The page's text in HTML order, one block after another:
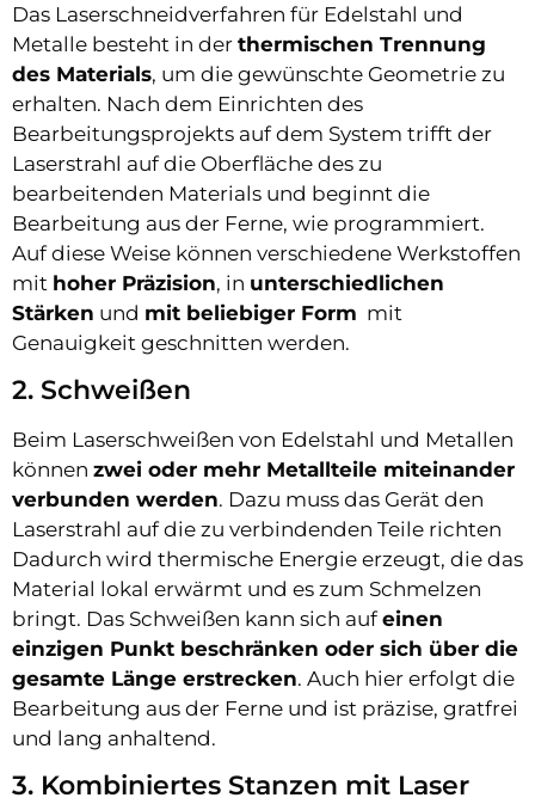
Das Laserschneidverfahren für Edelstahl und
Metalle besteht in der thermischen Trennung
des Materials, um die gewünschte Geometrie zu
erhalten. Nach dem Einrichten des
Bearbeitungsprojekts auf dem System trifft der
Laserstrahl auf die Oberfläche des zu
bearbeitenden Materials und beginnt die
Bearbeitung aus der Ferne, wie programmiert.
Auf diese Weise können verschiedene Werkstoffen
mit hoher Präzision, in unterschiedlichen
Stärken und mit beliebiger Form mit
Genauigkeit geschnitten werden.
2. Schweißen
Beim Laserschweißen von Edelstahl und Metallen
können zwei oder mehr Metallteile miteinander
verbunden werden. Dazu muss das Gerät den
Laserstrahl auf die zu verbindenden Teile richten
Dadurch wird thermische Energie erzeugt, die das
Material lokal erwärmt und es zum Schmelzen
bringt. Das Schweißen kann sich aufeinen
einzigen Punkt beschränken oder sich über die
gesamte Länge erstrecken. Auch hier erfolgt die
Bearbeitung aus der Ferne und ist präzise, gratfrei
und lang anhaltend.
3. Kombiniertes Stanzen mit Laser